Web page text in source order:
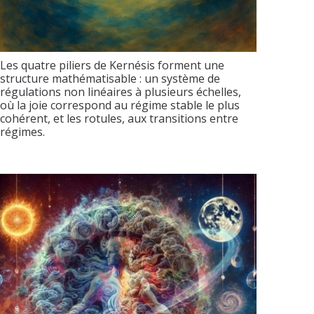
Les quatre piliers de Kernésis forment une
structure mathématisable : un système de
régulations non linéaires à plusieurs échelles,
où la joie correspond au régime stable le plus
cohérent, et les rotules, aux transitions entre
régimes.